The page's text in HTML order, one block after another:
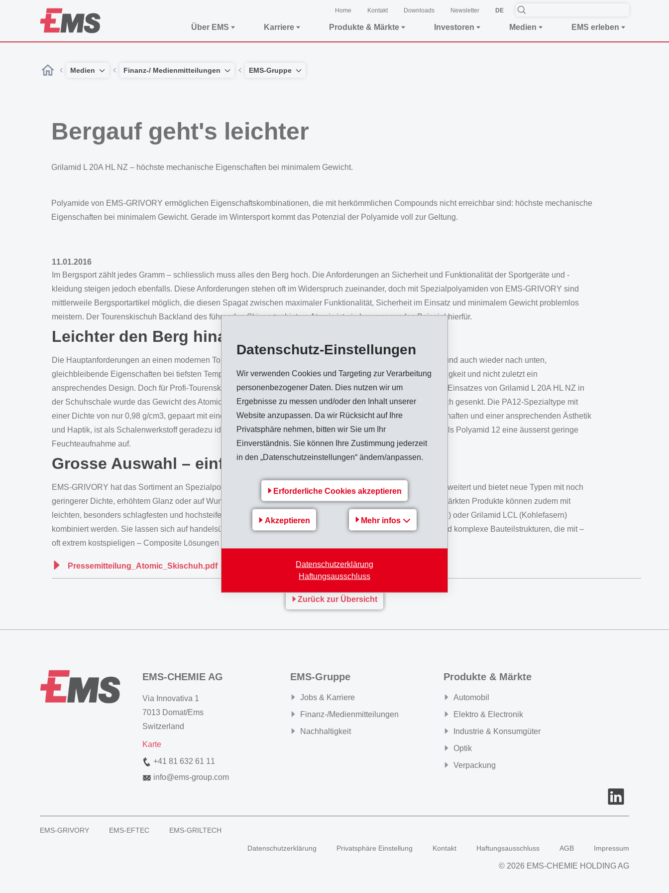
Datenschutz-Einstellungen
Wir verwenden Cookies und Targeting zur Verarbeitung
personenbezogener Daten. Dies nutzen wir um
Ergebnisse zu messen und/oder den Inhalt unserer
Website anzupassen. Da wir Rücksicht auf Ihre
Privatsphäre nehmen, bitten wir Sie um Ihr
Einverständnis. Sie können Ihre Zustimmung jederzeit
in den „Datenschutzeinstellungen“ ändern/anpassen.
Erforderliche Cookies akzeptieren
Akzeptieren Mehr infos
Datenschutzerklärung
Haftungsausschluss
Home Kontakt Downloads Newsletter DE
Über EMS Karriere Produkte & Märkte Investoren Medien EMS erleben
Medien Finanz-/ Medienmitteilungen EMS-Gruppe
Bergauf geht's leichter
Grilamid L 20A HL NZ – höchste mechanische Eigenschaften bei minimalem Gewicht.
Polyamide von EMS-GRIVORY ermöglichen Eigenschaftskombinationen, die mit herkömmlichen Compounds nicht erreichbar sind: höchste mechanische
Eigenschaften bei minimalem Gewicht. Gerade im Wintersport kommt das Potenzial der Polyamide voll zur Geltung.
11.01.2016
Im Bergsport zählt jedes Gramm – schliesslich muss alles den Berg hoch. Die Anforderungen an Sicherheit und Funktionalität der Sportgeräte und -
kleidung steigen jedoch ebenfalls. Diese Anforderungen stehen oft im Widerspruch zueinander, doch mit Spezialpolyamiden von EMS-GRIVORY sind
mittlerweile Bergsportartikel möglich, die diesen Spagat zwischen maximaler Funktionalität, Sicherheit im Einsatz und minimalem Gewicht problemlos
meistern. Der Tourenskischuh Backland des führenden Skisportanbieters Atomic ist ein hervorragendes Beispiel hierfür.
Leichter den Berg hinauf
Die Hauptanforderungen an einen modernen Tourenskischuh sind hohe Funktionalität auf dem Weg nach oben und auch wieder nach unten,
gleichbleibende Eigenschaften bei tiefsten Temperaturen wie auf Frühlingsschnee, exzellente Wechselbiegefestigkeit und nicht zuletzt ein
ansprechendes Design. Doch für Profi-Tourenskischuhe ist auch das Gewicht ein bedeutender Faktor. Dank des Einsatzes von Grilamid L 20A HL NZ in
der Schuhschale wurde das Gewicht des Atomic Tourenskischuhs im Vergleich zu Wettbewerbsprodukten deutlich gesenkt. Die PA12-Spezialtype mit
einer Dichte von nur 0,98 g/cm3, gepaart mit einer hohen Schlagzähigkeit bei Minusgraden, guten Fliesseigenschaften und einer ansprechenden Ästhetik
und Haptik, ist als Schalenwerkstoff geradezu ideal. Zudem ist das Produkt sehr witterungsbeständig und weist als Polyamid 12 eine äusserst geringe
Feuchteaufnahme auf.
Grosse Auswahl – einfache Verarbeitung
EMS-GRIVORY hat das Sortiment an Spezialpolyamiden für den Skisport in den letzten Monaten einmal mehr erweitert und bietet neue Typen mit noch
geringerer Dichte, erhöhtem Glanz oder auf Wunsch auch aus biobasierenden Polyamiden. Diese neuen unverstärkten Produkte können zudem mit
leichten, besonders schlagfesten und hochsteifen langfaserverstärkten Polyamiden wie Grilamid LVL (Glasfasern) oder Grilamid LCL (Kohlefasern)
kombiniert werden. Sie lassen sich auf handelsüblichen Spritzgussmaschinen verarbeiten und erlauben feine und komplexe Bauteilstrukturen, die mit –
oft extrem kostspieligen – Composite Lösungen in dieser Form nicht darstellbar sind.
Pressemitteilung_Atomic_Skischuh.pdf
Zurück zur Übersicht
EMS-CHEMIE AG
Via Innovativa 1
7013 Domat/Ems
Switzerland
Karte
+41 81 632 61 11
info@ems-group.com
EMS-Gruppe
Jobs & Karriere
Finanz-/Medienmitteilungen
Nachhaltigkeit
Produkte & Märkte
Automobil
Elektro & Electronik
Industrie & Konsumgüter
Optik
Verpackung
EMS-GRIVORY EMS-EFTEC EMS-GRILTECH
Datenschutzerklärung Privatsphäre Einstellung Kontakt Haftungsausschluss AGB Impressum
© 2026 EMS-CHEMIE HOLDING AG